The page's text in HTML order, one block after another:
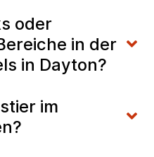
oder
in der
in Dayton?
im